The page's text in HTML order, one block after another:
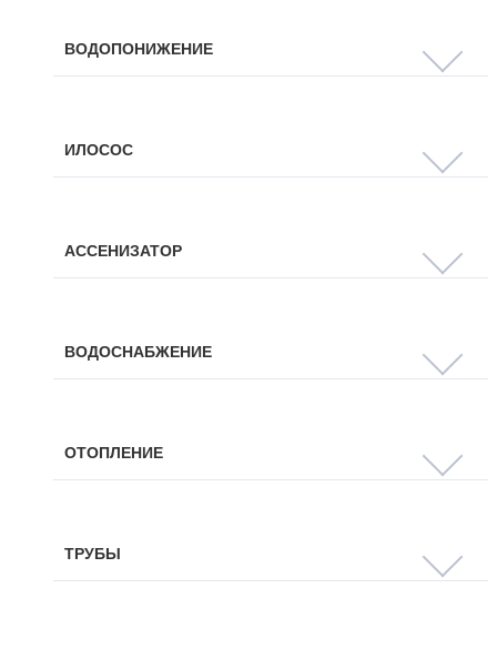
ВОДОПОНИЖЕНИЕ
ИЛОСОС
АССЕНИЗАТОР
ВОДОСНАБЖЕНИЕ
ОТОПЛЕНИЕ
ТРУБЫ